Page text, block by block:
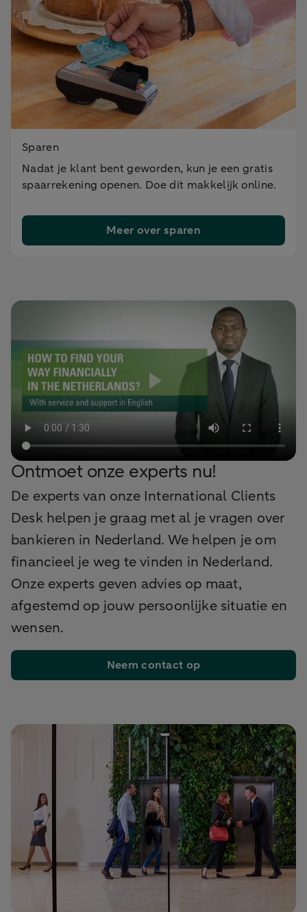
Sparen
Nadat je klant bent geworden, kun je een gratis
spaarrekening openen. Doe dit makkelijk online.
Meer over sparen
Ontmoet onze experts nu!
De experts van onze International Clients
Desk helpen je graag met al je vragen over
bankieren in Nederland. We helpen je om
financieel je weg te vinden in Nederland.
Onze experts geven advies op maat,
afgestemd op jouw persoonlijke situatie en
wensen.
Neem contact op